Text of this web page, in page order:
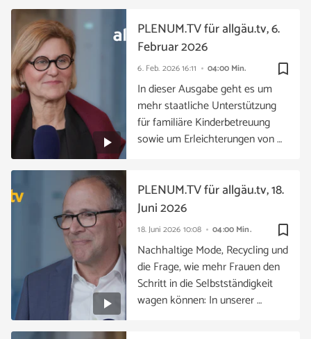
bookmark_border
6. Feb. 202616:11 04:00 Min.
PLENUM.TV für allgäu.tv, 6.
Februar 2026
In dieser Ausgabe geht es um
mehr staatliche Unterstützung
für familiäre Kinderbetreuung
sowie um Erleichterungen von …
bookmark_border
18. Juni 2026 10:08 04:00 Min.
PLENUM.TV für allgäu.tv, 18.
Juni 2026
Nachhaltige Mode, Recycling und
die Frage, wie mehr Frauen den
Schritt in die Selbstständigkeit
wagen können: In unserer …